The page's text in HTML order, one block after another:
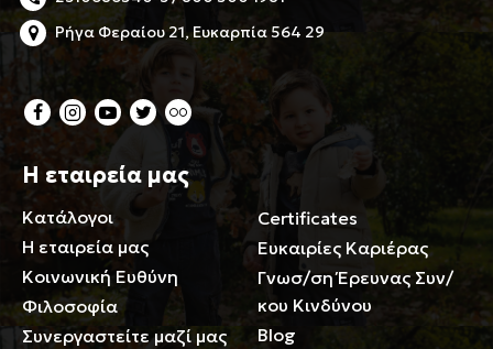
Ρήγα Φεραίου 21, Ευκαρπία 564 29
Η εταιρεία μας
Κατάλογοι
Η εταιρεία μας
Κοινωνική Ευθύνη
Φιλοσοφία
Συνεργαστείτε μαζί μας
Certificates
Ευκαιρίες Καριέρας
Γνωσ/ση Έρευνας Συν/
κου Κινδύνου
Blog